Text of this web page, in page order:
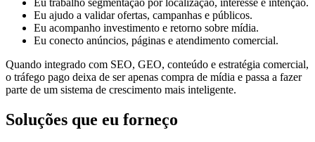
Eu trabalho segmentação por localização, interesse e intenção.
Eu ajudo a validar ofertas, campanhas e públicos.
Eu acompanho investimento e retorno sobre mídia.
Eu conecto anúncios, páginas e atendimento comercial.
Quando integrado com SEO, GEO, conteúdo e estratégia comercial,
o tráfego pago deixa de ser apenas compra de mídia e passa a fazer
parte de um sistema de crescimento mais inteligente.
Soluções que eu forneço